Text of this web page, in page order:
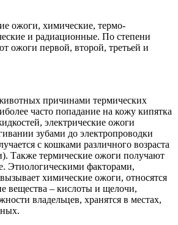
ожоги, химические, термо-
и радиационные. По степени
ожоги первой, второй, третьей и
причинами термических
часто попадание на кожу кипятка
электрические ожоги
зубами до электропроводки
с кошками различного возраста
Также термические ожоги получают
Этиологическими факторами,
химические ожоги, относятся
вещества – кислоты и щелочи,
владельцев, хранятся в местах,